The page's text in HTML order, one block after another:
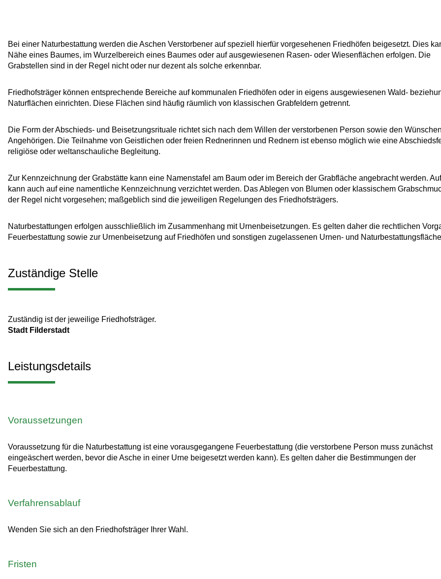
Bei einer Naturbestattung werden die Aschen Verstorbener auf speziell hierfür vorgesehenen Friedhöfen beigesetzt. Dies
Nähe eines Baumes, im Wurzelbereich eines Baumes oder auf ausgewiesenen Rasen- oder Wiesenflächen erfolgen. Die
Grabstellen sind in der Regel nicht oder nur dezent als solche erkennbar.
Friedhofsträger können entsprechende Bereiche auf kommunalen Friedhöfen oder in eigens ausgewiesenen Wald-
Naturflächen einrichten. Diese Flächen sind häufig räumlich von klassischen Grabfeldern getrennt.
Die Form der Abschieds- und Beisetzungsrituale richtet sich nach dem Willen der verstorbenen Person sowie den
Angehörigen. Die Teilnahme von Geistlichen oder freien Rednerinnen und Rednern ist ebenso möglich wie eine
religiöse oder weltanschauliche Begleitung.
Zur Kennzeichnung der Grabstätte kann eine Namenstafel am Baum oder im Bereich der Grabfläche angebracht werden.
kann auch auf eine namentliche Kennzeichnung verzichtet werden. Das Ablegen von Blumen oder klassischem
der Regel nicht vorgesehen; maßgeblich sind die jeweiligen Regelungen des Friedhofsträgers.
Naturbestattungen erfolgen ausschließlich im Zusammenhang mit Urnenbeisetzungen. Es gelten daher die rechtlichen
Feuerbestattung sowie zur Urnenbeisetzung auf Friedhöfen und sonstigen zugelassenen Urnen- und
Zuständige Stelle
Zuständig ist der jeweilige Friedhofsträger.
Stadt Filderstadt
Leistungsdetails
Voraussetzungen
Voraussetzung für die Naturbestattung ist eine vorausgegangene Feuerbestattung (die verstorbene Person muss zunächst
eingeäschert werden, bevor die Asche in einer Urne beigesetzt werden kann). Es gelten daher die Bestimmungen der
Feuerbestattung.
Verfahrensablauf
Wenden Sie sich an den Friedhofsträger Ihrer Wahl.
Fristen